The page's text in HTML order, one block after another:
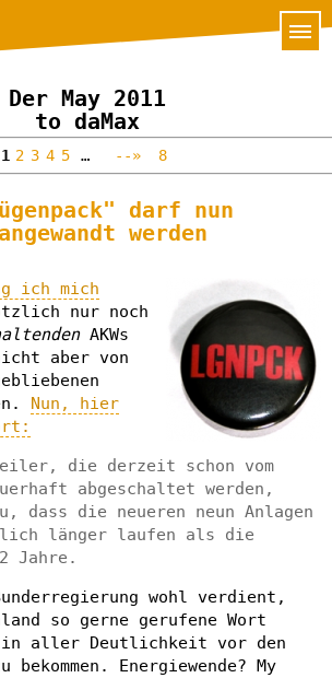
Der May 2011
to daMax
1 2 3 4 5 … --» 8
darf nun
werden
ich mich
nur noch
AKWs
aber von
Nun, hier
die derzeit schon vom
abgeschaltet werden,
dass die neueren neun Anlagen
länger laufen als die
Jahre.
wohl verdient,
so gerne gerufene Wort
in aller Deutlichkeit vor den
Energiewende? My